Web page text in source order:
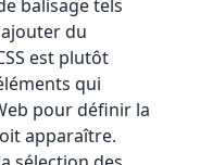
balisage tels
du
est plutôt
qui
pour définir la
apparaître.